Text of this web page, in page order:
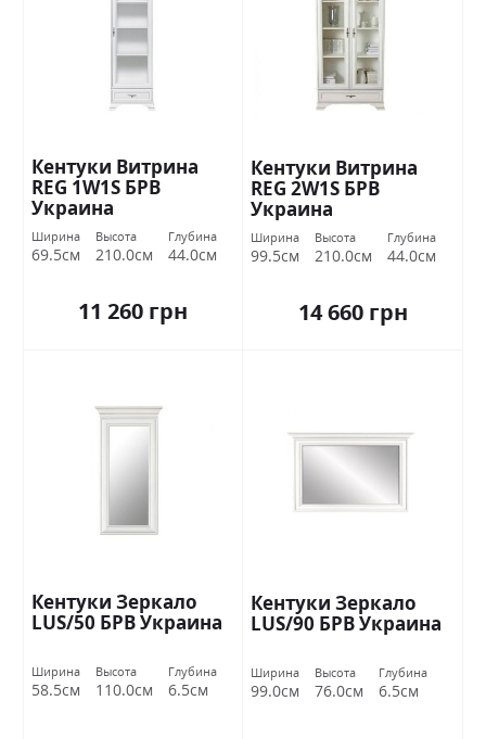
Кентуки Витрина
REG 1W1S БРВ
Украина
Ширина
69.5см
Высота
210.0см
Глубина
44.0см
11 260 грн
Кентуки Витрина
REG 2W1S БРВ
Украина
Ширина
99.5см
Высота
210.0см
Глубина
44.0см
14 660 грн
Кентуки Зеркало
LUS/50 БРВ Украина
Ширина
58.5см
Высота
110.0см
Глубина
6.5см
Кентуки Зеркало
LUS/90 БРВ Украина
Ширина
99.0см
Высота
76.0см
Глубина
6.5см